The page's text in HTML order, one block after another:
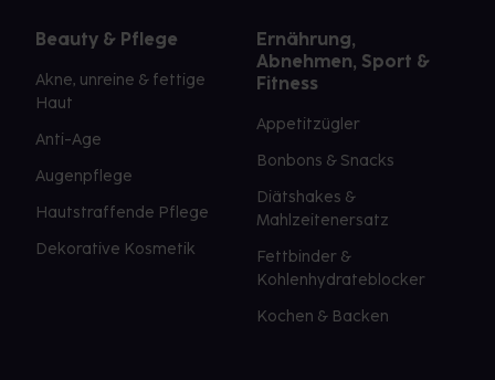
Beauty & Pflege
Akne, unreine & fettige
Haut
Anti-Age
Augenpflege
Hautstraffende Pflege
Dekorative Kosmetik
Ernährung,
Abnehmen, Sport &
Fitness
Appetitzügler
Bonbons & Snacks
Diätshakes &
Mahlzeitenersatz
Fettbinder &
Kohlenhydrateblocker
Kochen & Backen